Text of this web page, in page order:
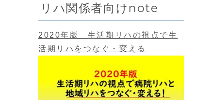
リハ関係者向けnote
2020年版 生活期リハの視点で生
活期リハをつなぐ・変える